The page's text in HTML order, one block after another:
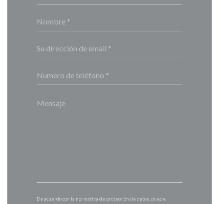
De acuerdo con la normativa de protección de datos, puede